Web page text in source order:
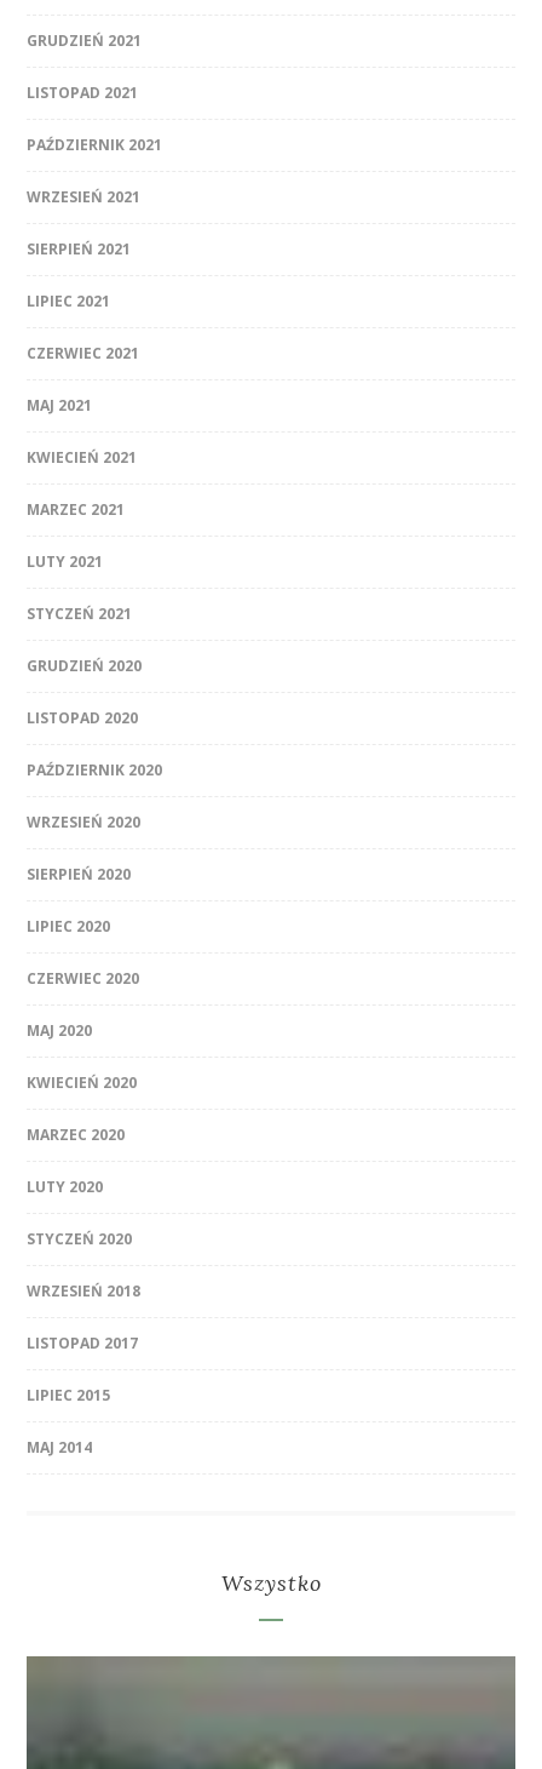
GRUDZIEŃ 2021
LISTOPAD 2021
PAŹDZIERNIK 2021
WRZESIEŃ 2021
SIERPIEŃ 2021
LIPIEC 2021
CZERWIEC 2021
MAJ 2021
KWIECIEŃ 2021
MARZEC 2021
LUTY 2021
STYCZEŃ 2021
GRUDZIEŃ 2020
LISTOPAD 2020
PAŹDZIERNIK 2020
WRZESIEŃ 2020
SIERPIEŃ 2020
LIPIEC 2020
CZERWIEC 2020
MAJ 2020
KWIECIEŃ 2020
MARZEC 2020
LUTY 2020
STYCZEŃ 2020
WRZESIEŃ 2018
LISTOPAD 2017
LIPIEC 2015
MAJ 2014
Wszystko